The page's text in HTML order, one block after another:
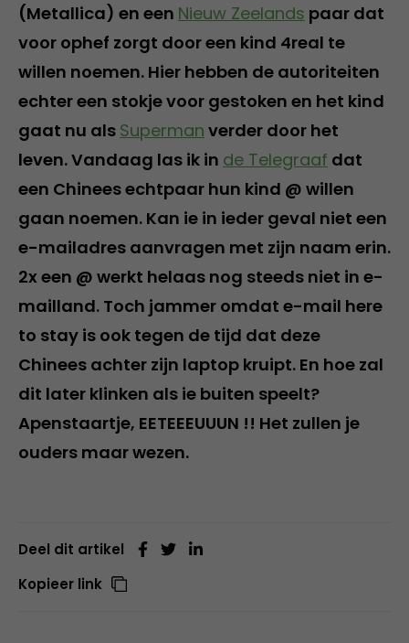
(Metallica) en een Nieuw Zeelands paar dat
voor ophef zorgt door een kind 4real te
willen noemen. Hier hebben de autoriteiten
echter een stokje voor gestoken en het kind
gaat nu als Superman verder door het
leven. Vandaag las ik in de Telegraaf dat
een Chinees echtpaar hun kind @ willen
gaan noemen. Kan ie in ieder geval niet een
e-mailadres aanvragen met zijn naam erin.
2x een @ werkt helaas nog steeds niet in e-
mailland. Toch jammer omdat e-mail here
to stay is ook tegen de tijd dat deze
Chinees achter zijn laptop kruipt. En hoe zal
dit later klinken als ie buiten speelt?
Apenstaartje, EETEEEUUUN !! Het zullen je
ouders maar wezen.
Deel dit artikel
Kopieer link